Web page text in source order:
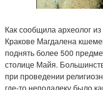
Как сообщила археолог из
Кракове Магдалена
поднять более 500
столице Майя.
при проведении